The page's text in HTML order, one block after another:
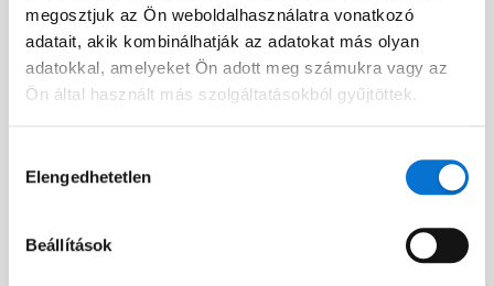
megosztjuk az Ön weboldalhasználatra vonatkozó
adatait, akik kombinálhatják az adatokat más olyan
adatokkal, amelyeket Ön adott meg számukra vagy az
Ön által használt más szolgáltatásokból gyűjtöttek.
kiválasztása
Elengedhetetlen
Beállítások
Vállalkozásoknak
Barion Metrics
Magánszemélyeknek
Barion Wallet